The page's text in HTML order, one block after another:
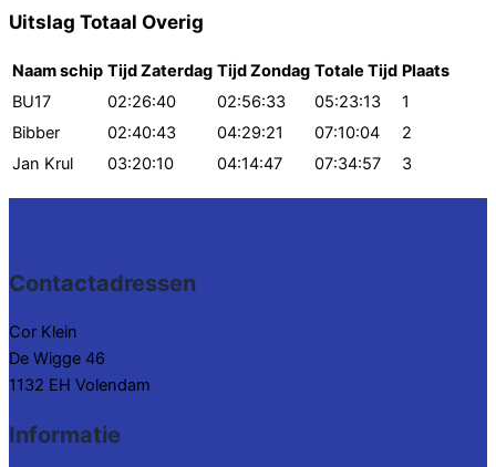
Uitslag Totaal Overig
Naam schip Tijd Zaterdag Tijd Zondag Totale Tijd Plaats
BU17
02:26:40 02:56:33 05:23:13
1
Bibber
02:40:43 04:29:21 07:10:04
2
Jan Krul
03:20:10 04:14:47 07:34:57 3
Contactadressen
Cor Klein
De Wigge 46
1132 EH Volendam
Informatie